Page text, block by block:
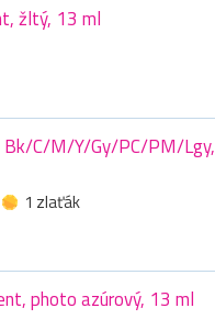
žltý, 13 ml
Bk/C/M/Y/Gy/PC/PM/Lgy,
1 zlaťák
photo azúrový, 13 ml